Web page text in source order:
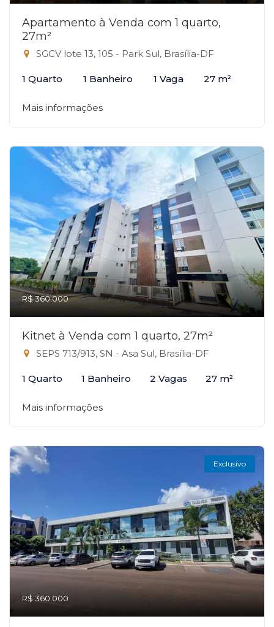
Apartamento à Venda com 1 quarto,
27m²
SGCV lote 13, 105 - Park Sul, Brasília-DF
1 Quarto 1 Banheiro 1 Vaga 27 m²
Mais informações
R$ 360.000
Kitnet à Venda com 1 quarto, 27m²
SEPS 713/913, SN - Asa Sul, Brasília-DF
1 Quarto 1 Banheiro 2 Vagas 27 m²
Mais informações
Exclusivo
R$ 360.000